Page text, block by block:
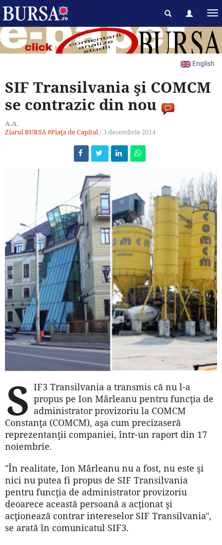
English
SIF Transilvania şi COMCM
se contrazic din nou
A.A.
Ziarul BURSA#Piaţa de Capital/ 3 decembrie 2014
S IF3 Transilvania a transmis că nu l-a
propus pe Ion Mârleanu pentru funcţia de
administrator provizoriu la COMCM
Constanţa (COMCM), aşa cum precizaseră
reprezentanţii companiei, într-un raport din 17
noiembrie.
"În realitate, Ion Mârleanu nu a fost, nu este şi
nici nu putea fi propus de SIF Transilvania
pentru funcţia de administrator provizoriu
deoarece această persoană a acţionat şi
acţionează contrar intereselor SIF Transilvania",
se arată în comunicatul SIF3.